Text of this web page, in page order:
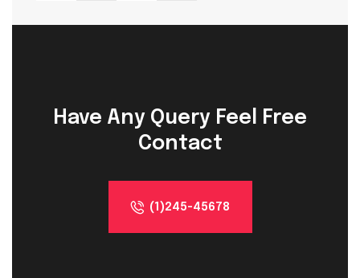
Have Any Query Feel Free
Contact
(1)245-45678